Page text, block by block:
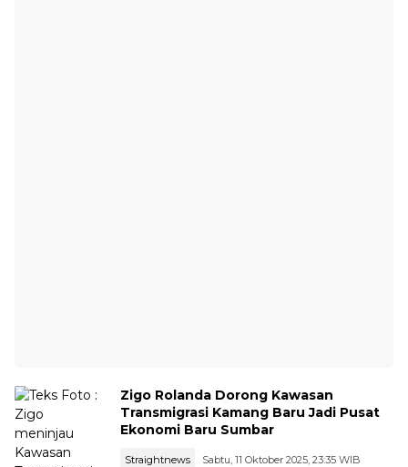
Zigo Rolanda Dorong Kawasan
Transmigrasi Kamang Baru Jadi Pusat
Ekonomi Baru Sumbar
Straightnews Sabtu, 11 Oktober 2025, 23:35 WIB